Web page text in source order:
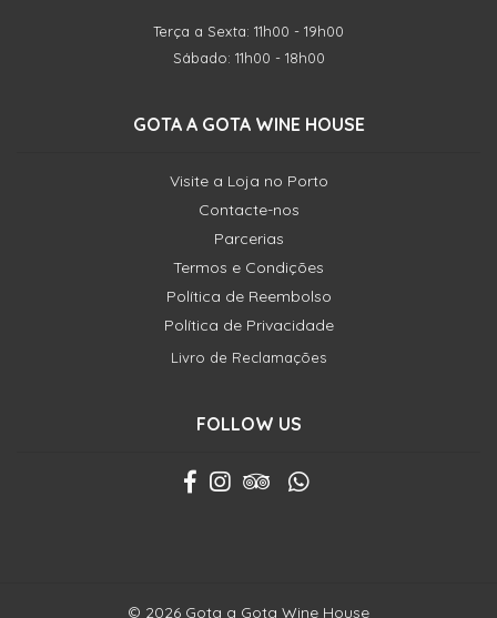
Terça a Sexta: 11h00 - 19h00
Sábado: 11h00 - 18h00
GOTA A GOTA WINE HOUSE
Visite a Loja no Porto
Contacte-nos
Parcerias
Termos e Condições
Política de Reembolso
Política de Privacidade
Livro de Reclamações
FOLLOW US
© 2026 Gota a Gota Wine House